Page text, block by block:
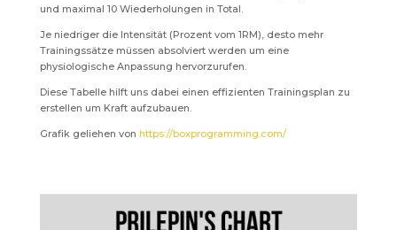
und maximal 10 Wiederholungen in Total.
Je niedriger die Intensität (Prozent vom 1RM), desto mehr
Trainingssätze müssen absolviert werden um eine
physiologische Anpassung hervorzurufen.
Diese Tabelle hilft uns dabei einen effizienten Trainingsplan zu
erstellen um Kraft aufzubauen.
Grafik geliehen von https://boxprogramming.com/